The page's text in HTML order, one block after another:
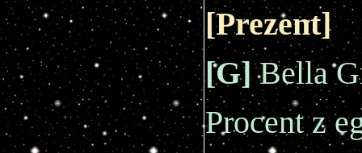
[Prezent]
[G]Bella
Procent z